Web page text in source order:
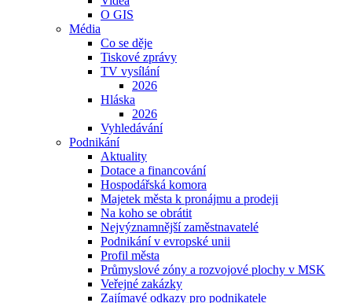
O GIS
Média
Co se děje
Tiskové zprávy
TV vysílání
2026
Hláska
2026
Vyhledávání
Podnikání
Aktuality
Dotace a financování
Hospodářská komora
Majetek města k pronájmu a prodeji
Na koho se obrátit
Nejvýznamnější zaměstnavatelé
Podnikání v evropské unii
Profil města
Průmyslové zóny a rozvojové plochy v MSK
Veřejné zakázky
Zajímavé odkazy pro podnikatele